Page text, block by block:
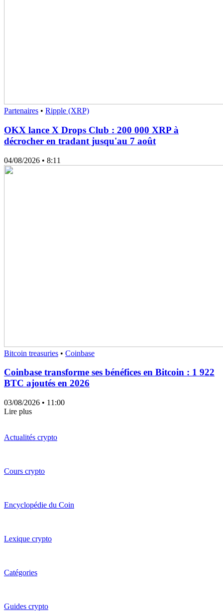
Partenaires • Ripple (XRP)
OKX lance X Drops Club : 200 000 XRP à
décrocher en tradant jusqu'au 7 août
04/08/2026 • 8:11
Bitcoin treasuries • Coinbase
Coinbase transforme ses bénéfices en Bitcoin : 1 922
BTC ajoutés en 2026
03/08/2026 • 11:00
Lire plus
Actualités crypto
Cours crypto
Encyclopédie du Coin
Lexique crypto
Catégories
Guides crypto